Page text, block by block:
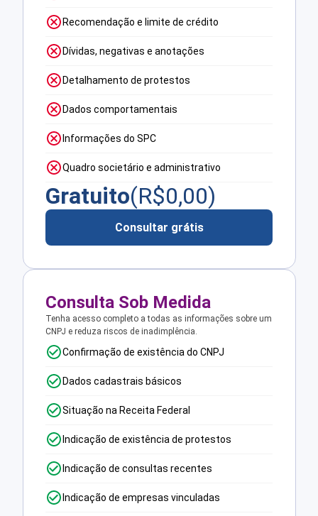
Recomendação e limite de crédito
Dívidas, negativas e anotações
Detalhamento de protestos
Dados comportamentais
Informações do SPC
Quadro societário e administrativo
Gratuito(R$0,00)
Consultar grátis
Consulta Sob Medida
Tenha acesso completo a todas as informações sobre um
CNPJ e reduza riscos de inadimplência.
Confirmação de existência do CNPJ
Dados cadastrais básicos
Situação na Receita Federal
Indicação de existência de protestos
Indicação de consultas recentes
Indicação de empresas vinculadas